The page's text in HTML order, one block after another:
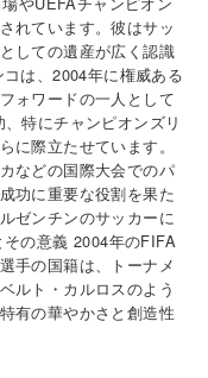
れています。彼はサッ
しての遺産が広く認識
は、2004年に権威ある
ォワードの一人として
特にチャンピオンズリ
に際立たせています。
などの国際大会でのパ
功に重要な役割を果た
ゼンチンのサッカーに
の意義 2004年のFIFA
手の国籍は、トーナメ
ルト・カルロスのよう
有の華やかさと創造性